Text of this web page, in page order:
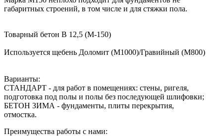
габаритных строений, в том числе и для стяжки пола.
Товарный бетон В 12,5 (М-150)
Используется щебень Доломит (М1000)/Гравийный (М800)
Варианты:
СТАНДАРТ - для работ в помещениях: стены, ригеля,
подготовка под полы и полы без последующей шлифовки;
БЕТОН ЗИМА - фундаменты, плиты перекрытия,
отмостка.
Преимущества работы с нами: